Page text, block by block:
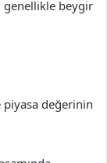
beygir
değerinin